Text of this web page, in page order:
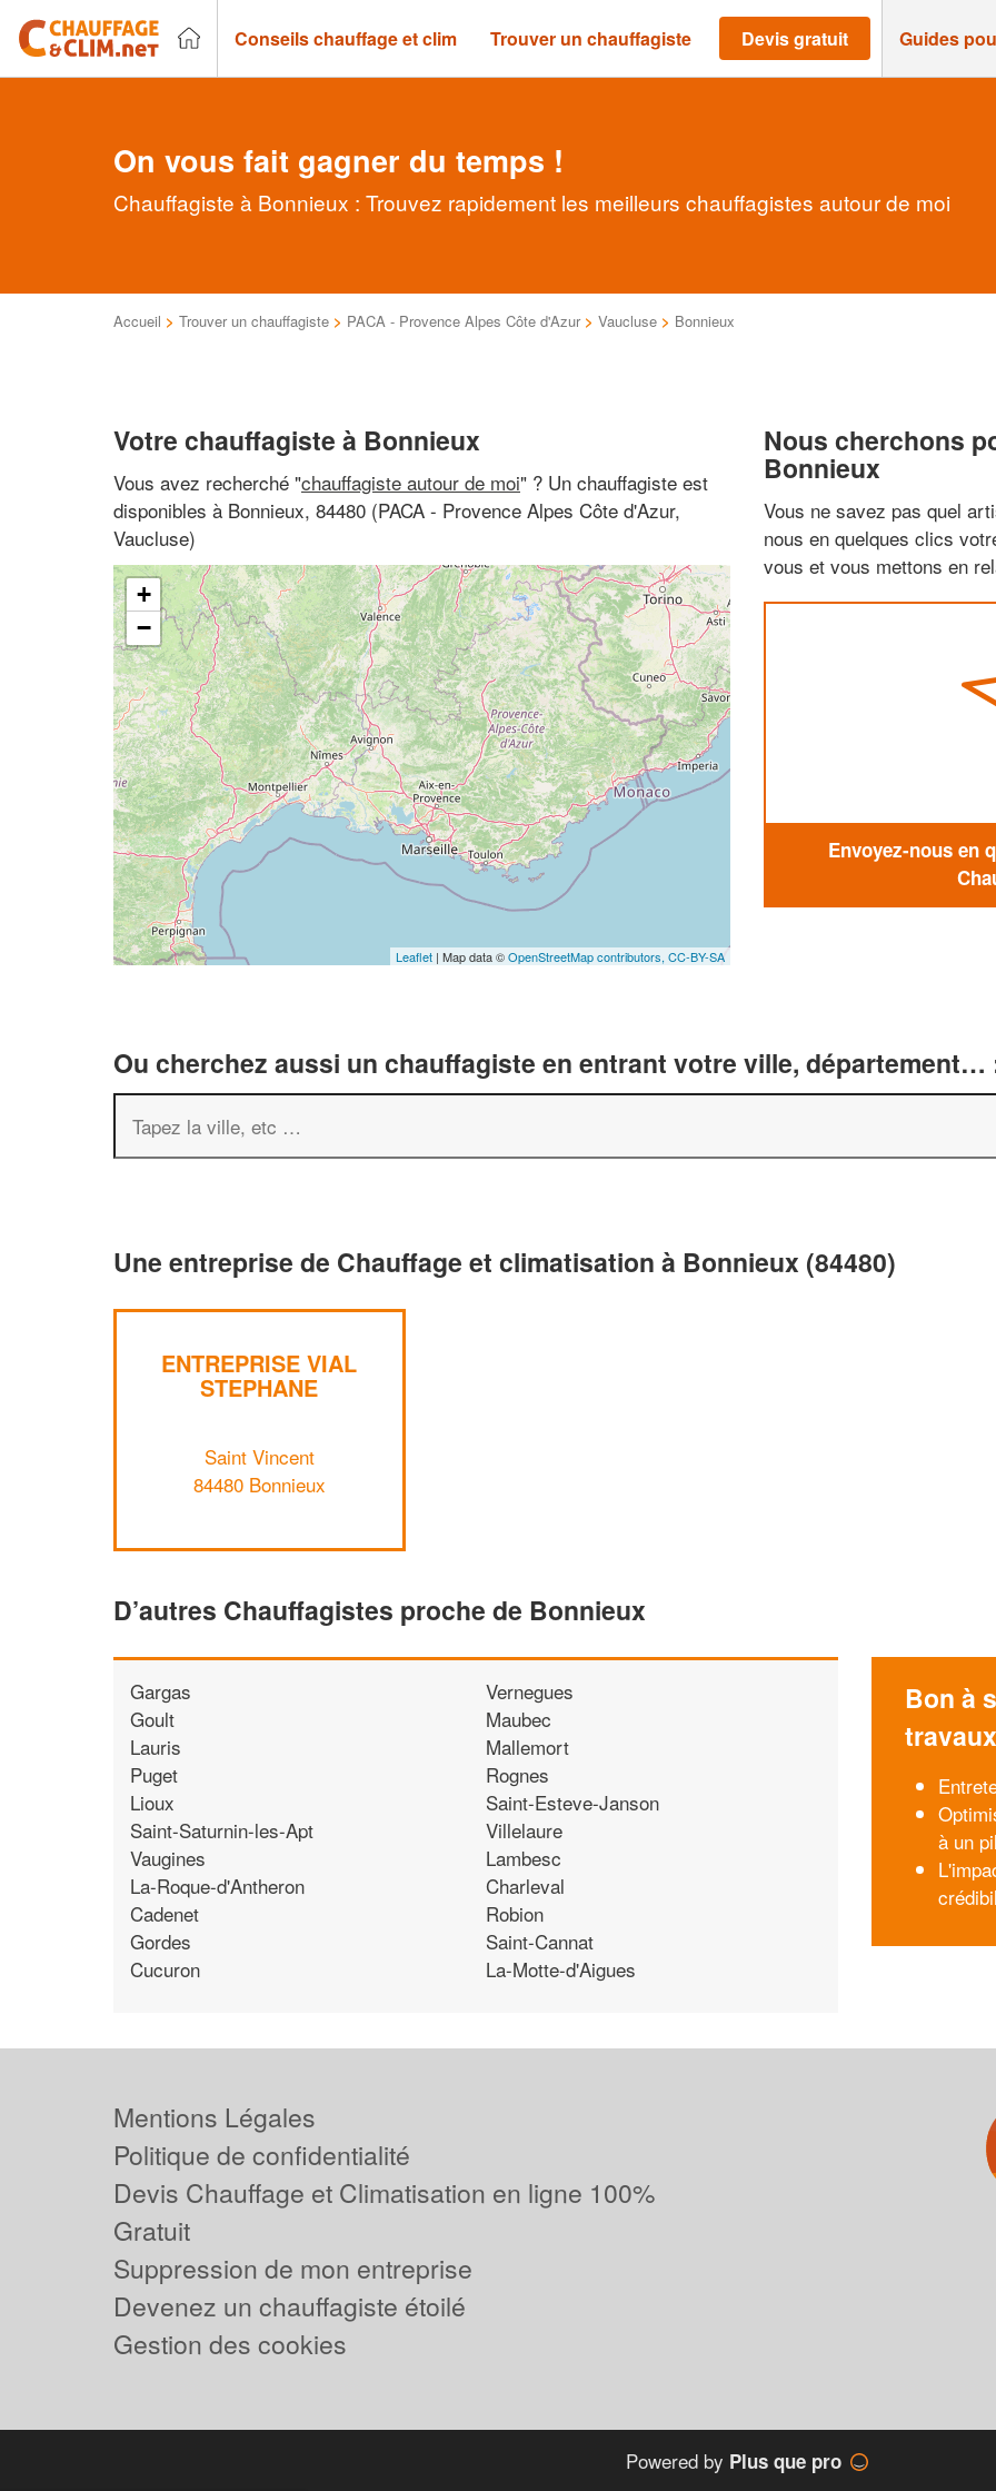
Conseils chauffage et clim Trouver un chauffagiste Devis gratuit Guides
On vous fait gagner du temps !
Chauffagiste à Bonnieux : Trouvez rapidement les meilleurs chauffagistes autour de moi
Accueil > Trouver un chauffagiste > PACA - Provence Alpes Côte d'Azur > Vaucluse > Bonnieux
Votre chauffagiste à Bonnieux
Vous avez recherché "chauffagiste autour de moi" ? Un chauffagiste est
disponibles à Bonnieux, 84480 (PACA - Provence Alpes Côte d'Azur,
Vaucluse)
+
−
Leaflet | Map data ©OpenStreetMap contributors, CC-BY-SA
Nous cherchons
Bonnieux
Vous ne savez pas quel
nous en quelques clics
vous et vous mettons en
Envoyez-nous en
Ou cherchez aussi un chauffagiste en entrant votre ville, département…
Une entreprise de Chauffage et climatisation à Bonnieux (84480)
ENTREPRISE VIAL
STEPHANE
Saint Vincent
84480 Bonnieux
D’autres Chauffagistes proche de Bonnieux
Gargas
Goult
Lauris
Puget
Lioux
Saint-Saturnin-les-Apt
Vaugines
La-Roque-d'Antheron
Cadenet
Gordes
Cucuron
Vernegues
Maubec
Mallemort
Rognes
Saint-Esteve-Janson
Villelaure
Lambesc
Charleval
Robion
Saint-Cannat
La-Motte-d'Aigues
Bon à
travaux
à un
Mentions Légales
Politique de confidentialité
Devis Chauffage et Climatisation en ligne 100%
Gratuit
Suppression de mon entreprise
Devenez un chauffagiste étoilé
Gestion des cookies
Powered by Plus que pro